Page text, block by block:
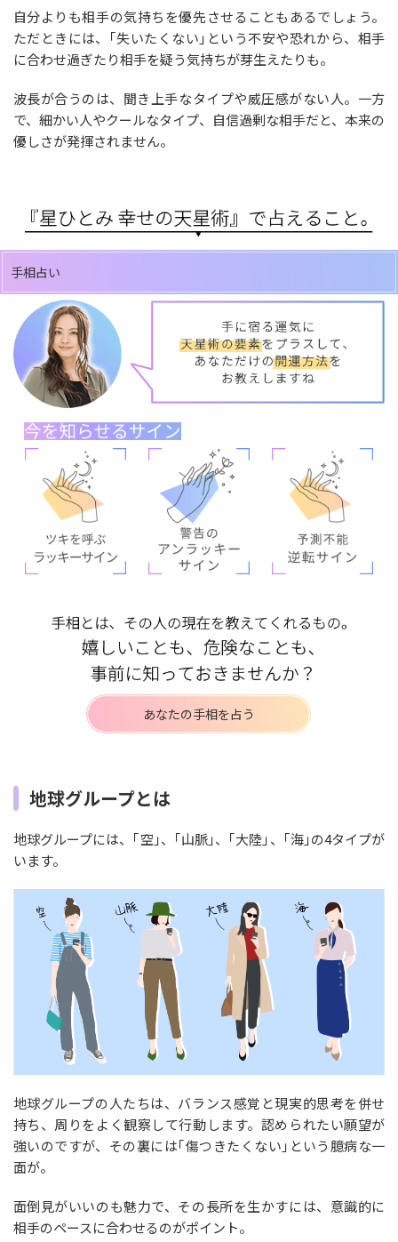
自分よりも相手の気持ちを優先させることもあるでしょう。
ただときには、｢失いたくない｣という不安や恐れから、相手
に合わせ過ぎたり相手を疑う気持ちが芽生えたりも。
波長が合うのは、聞き上手なタイプや威圧感がない人。一方
で、細かい人やクールなタイプ、自信過剰な相手だと、本来の
優しさが発揮されません。
手相占い
あなたの手相を占う
地球グループとは
地球グループには、｢空｣、｢山脈｣、｢大陸｣、｢海｣の4タイプが
います。
地球グループの人たちは、バランス感覚と現実的思考を併せ
持ち、周りをよく観察して行動します。認められたい願望が
強いのですが、その裏には｢傷つきたくない｣という臆病な一
面が。
面倒見がいいのも魅力で、その長所を生かすには、意識的に
相手のペースに合わせるのがポイント。